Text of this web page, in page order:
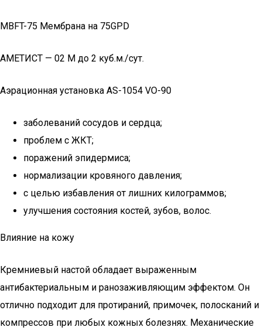
MBFT-75 Мембрана на 75GPD
АМЕТИСТ — 02 М до 2 куб.м./сут.
Аэрационная установка AS-1054 VO-90
заболеваний сосудов и сердца;
проблем с ЖКТ;
поражений эпидермиса;
нормализации кровяного давления;
с целью избавления от лишних килограммов;
улучшения состояния костей, зубов, волос.
Влияние на кожу
Кремниевый настой обладает выраженным
антибактериальным и ранозаживляющим эффектом. Он
отлично подходит для протираний, примочек, полосканий и
компрессов при любых кожных болезнях. Механические